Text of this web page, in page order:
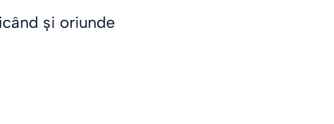
și oriunde